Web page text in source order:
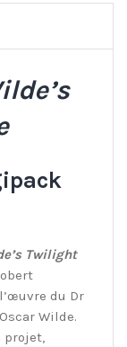
Twilight
du Dr
Wilde.
projet,